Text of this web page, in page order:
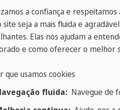
a confiança e
site seja a mais fluida e
Elas nos ajudam a
e como oferecer o melhor
que usamos cookies
fluida:Navegue de